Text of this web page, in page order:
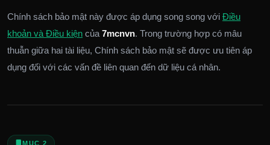
Chính sách bảo mật này được áp dụng song song với Điều
khoản và Điều kiện của 7mcnvn. Trong trường hợp có mâu
thuẫn giữa hai tài liệu, Chính sách bảo mật sẽ được ưu tiên áp
dụng đối với các vấn đề liên quan đến dữ liệu cá nhân.
MỤC 2